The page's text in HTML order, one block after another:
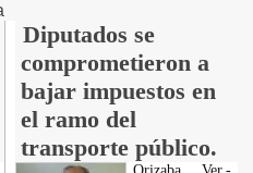
Diputados se
comprometieron a
bajar impuestos en
el ramo del
transporte público.